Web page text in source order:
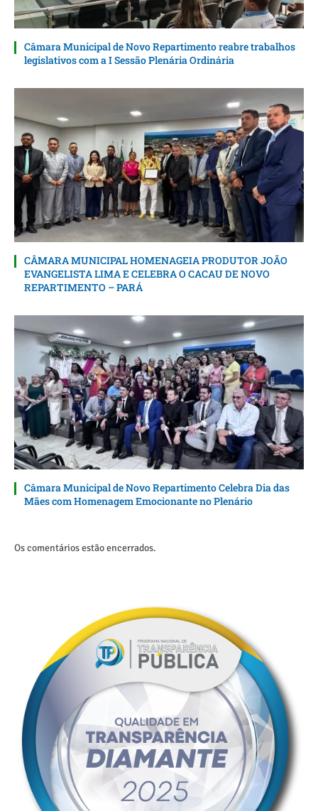
Câmara Municipal de Novo Repartimento reabre trabalhos
legislativos com a I Sessão Plenária Ordinária
CÂMARA MUNICIPAL HOMENAGEIA PRODUTOR JOÃO
EVANGELISTA LIMA E CELEBRA O CACAU DE NOVO
REPARTIMENTO – PARÁ
Câmara Municipal de Novo Repartimento Celebra Dia das
Mães com Homenagem Emocionante no Plenário
Os comentários estão encerrados.